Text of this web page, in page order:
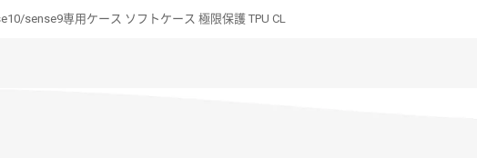
sense9専用ケース ソフトケース 極限保護 TPU CL